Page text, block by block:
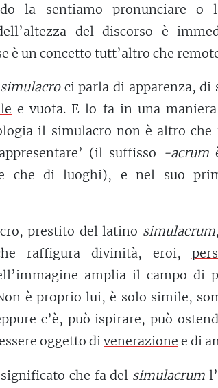
la sentiamo pronunciare o
del discorso è
è un concetto tutt’altro che
simulacroci parla di apparenza,
e vuota. E lo fa in una
il simulacro non è altro che
(il suffisso
-acrum
che di luoghi), e nel suo
prestito del latino simulacrum
raffigura divinità, eroi,
amplia il campo di
è proprio lui, è solo simile,
c’è, può ispirare, può
oggetto divenerazione e di
che fa del simulacrum